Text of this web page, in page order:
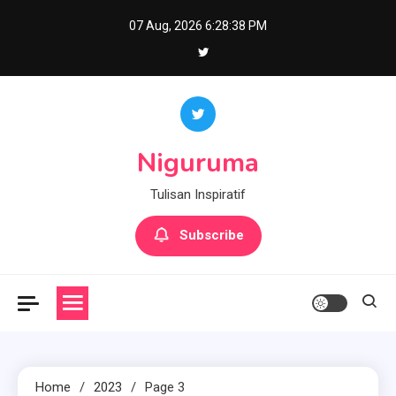
07 Aug, 2026 6:28:39 PM
Niguruma
Tulisan Inspiratif
Subscribe
Home 2023 Page 3